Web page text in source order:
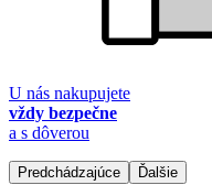
U nás nakupujete
vždy bezpečne
a s dôverou
Predchádzajúce Ďalšie